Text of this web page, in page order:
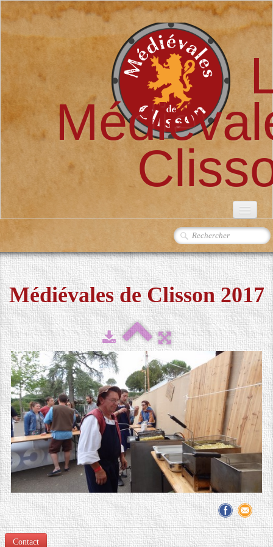
L'ASSOCIATION▼
FESTIVAL 2026▼
MÉDIAS▼
CONTACT
LOCATION DE COSTUMES
Médiévales de Clisson 2017
Contact